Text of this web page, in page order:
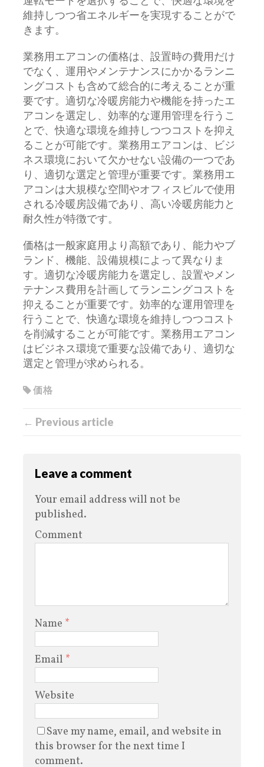
維持しつつ省エネルギーを実現することがで
きます。
業務用エアコンの価格は、設置時の費用だけ
でなく、運用やメンテナンスにかかるランニ
ングコストも含めて総合的に考えることが重
要です。適切な冷暖房能力や機能を持ったエ
アコンを選定し、効率的な運用管理を行うこ
とで、快適な環境を維持しつつコストを抑え
ることが可能です。業務用エアコンは、ビジ
ネス環境において欠かせない設備の一つであ
り、適切な選定と管理が重要です。業務用エ
アコンは大規模な空間やオフィスビルで使用
される冷暖房設備であり、高い冷暖房能力と
耐久性が特徴です。
価格は一般家庭用より高額であり、能力やブ
ランド、機能、設備規模によって異なりま
す。適切な冷暖房能力を選定し、設置やメン
テナンス費用を計画してランニングコストを
抑えることが重要です。効率的な運用管理を
行うことで、快適な環境を維持しつつコスト
を削減することが可能です。業務用エアコン
はビジネス環境で重要な設備であり、適切な
選定と管理が求められる。
価格
← Previous article
Leave a comment
Your email address will not be
published.
Comment
Name *
Email *
Website
Save my name, email, and website in
this browser for the next time I
comment.